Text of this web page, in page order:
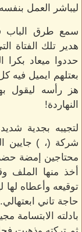
ليباشر العمل
سمع طرق الباب
هدير تلك الفتاة
بعتلهم ايميل فيه
هز رأسه ليقول
النهاردة!
لتجيبه بجدية
شركة (، ) جايين
محتاجين إمضة
أخذ منها الملف
توقيعه وأعطاه لها
حاجة تاني ابعتهالي.
بادلته الابتسامة